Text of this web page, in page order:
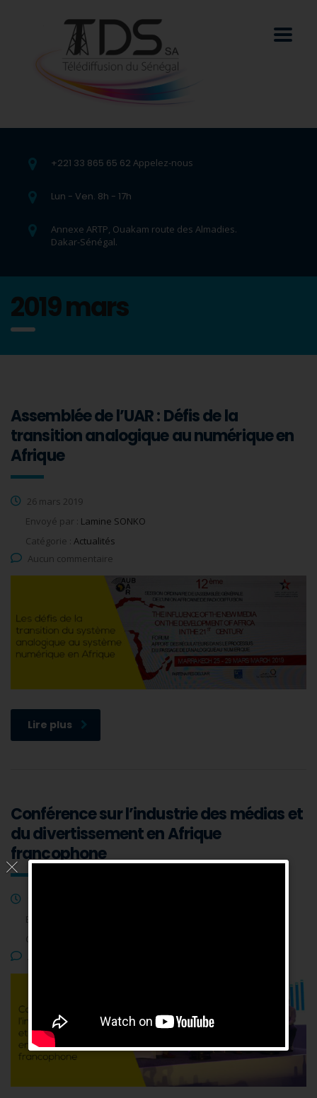
+221 33 865 65 62 Appelez-nous
Lun - Ven. 8h - 17h
Annexe ARTP, Ouakam route des Almadies.
Dakar-Sénégal.
2019 mars
Assemblée de l’UAR : Défis de la
transition analogique au numérique en
Afrique
26 mars 2019
Envoyé par : Lamine SONKO
Catégorie : Actualités
Aucun commentaire
Lire plus
Conférence sur l’industrie des médias et
du divertissement en Afrique
francophone
Envoyé par :
Catégorie :